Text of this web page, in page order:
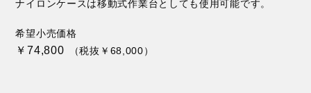
ナイロンケースは移動式作業台としても使用可能です。
希望小売価格
￥74,800 （税抜￥68,000）